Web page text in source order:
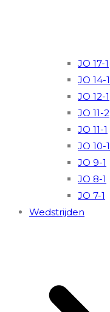
JO 17-1
JO 14-1
JO 12-1
JO 11-2
JO 11-1
JO 10-1
JO 9-1
JO 8-1
JO 7-1
Wedstrijden